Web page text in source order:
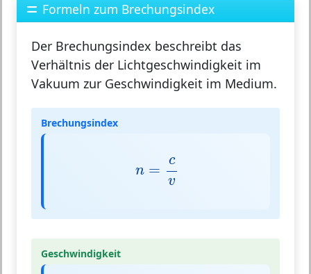
Formeln zum Brechungsindex
Der Brechungsindex beschreibt das
Verhältnis der Lichtgeschwindigkeit im
Vakuum zur Geschwindigkeit im Medium.
Brechungsindex
n =
c
v
v
Geschwindigkeit